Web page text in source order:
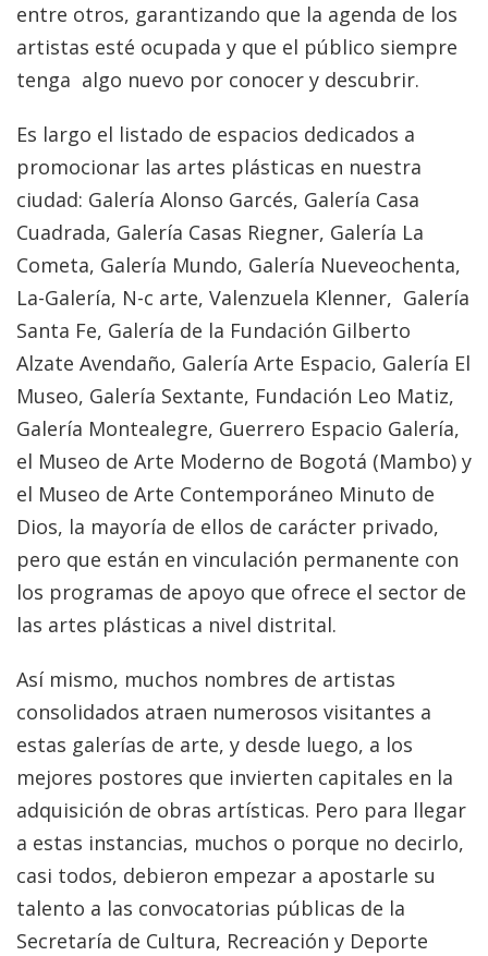
entre otros, garantizando que la agenda de los
artistas esté ocupada y que el público siempre
tenga algo nuevo por conocer y descubrir.
Es largo el listado de espacios dedicados a
promocionar las artes plásticas en nuestra
ciudad: Galería Alonso Garcés, Galería Casa
Cuadrada, Galería Casas Riegner, Galería La
Cometa, Galería Mundo, Galería Nueveochenta,
La-Galería, N-c arte, Valenzuela Klenner, Galería
Santa Fe, Galería de la Fundación Gilberto
Alzate Avendaño, Galería Arte Espacio, Galería El
Museo, Galería Sextante, Fundación Leo Matiz,
Galería Montealegre, Guerrero Espacio Galería,
el Museo de Arte Moderno de Bogotá (Mambo) y
el Museo de Arte Contemporáneo Minuto de
Dios, la mayoría de ellos de carácter privado,
pero que están en vinculación permanente con
los programas de apoyo que ofrece el sector de
las artes plásticas a nivel distrital.
Así mismo, muchos nombres de artistas
consolidados atraen numerosos visitantes a
estas galerías de arte, y desde luego, a los
mejores postores que invierten capitales en la
adquisición de obras artísticas. Pero para llegar
a estas instancias, muchos o porque no decirlo,
casi todos, debieron empezar a apostarle su
talento a las convocatorias públicas de la
Secretaría de Cultura, Recreación y Deporte